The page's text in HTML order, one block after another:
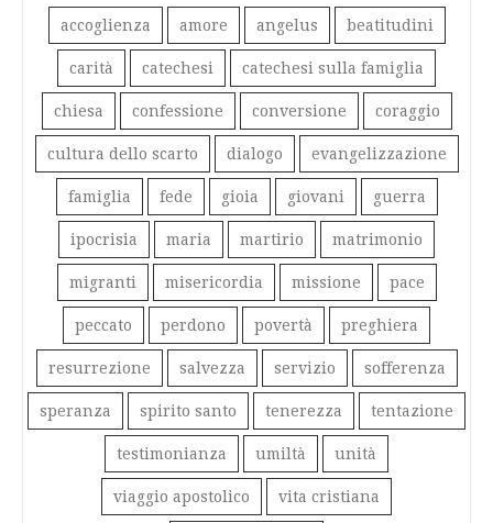
accoglienza amore angelus beatitudini
carità catechesi catechesi sulla famiglia
chiesa confessione conversione coraggio
cultura dello scarto dialogo evangelizzazione
famiglia fede gioia giovani guerra
ipocrisia maria martirio matrimonio
migranti misericordia missione pace
peccato perdono povertà preghiera
resurrezione salvezza servizio sofferenza
speranza spirito santo tenerezza tentazione
testimonianza umiltà unità
viaggio apostolico vita cristiana